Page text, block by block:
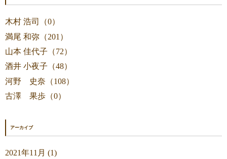
木村 浩司（0）
満尾 和弥（201）
山本 佳代子（72）
酒井 小夜子（48）
河野 史奈（108）
古澤 果歩（0）
アーカイブ
2021年11月 (1)